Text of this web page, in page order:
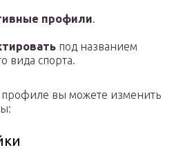
профили.
под названием
вида спорта.
вы можете изменить